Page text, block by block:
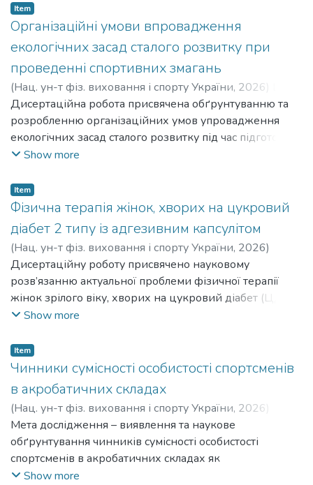
involvement of student youth in physical activity under
martial law.
Item
Організаційні умови впровадження
екологічних засад сталого розвитку при
проведенні спортивних змагань
(Нац. ун-т фіз. виховання і спорту України, 2026
Шенвень;Shy Shenven
Дисертаційна робота присвячена обґрунтуванню та
розробленню організаційних умов упровадження
екологічних засад сталого розвитку під час підготовки
та проведення спортивних змагань.The dissertation is
organizational conditions for the implementation of
environmental principles of sustainable development during
the preparation and holding of sports competitions.
Show more
Item
Фізична терапія жінок, хворих на цукровий
діабет 2 типу із адгезивним капсулітом
(Нац. ун-т фіз. виховання і спорту України, 2026)
Орленко Євген Ігорович;Orlenko Yevhen Ihorovych
Дисертаційну роботу присвячено науковому
розв’язанню актуальної проблеми фізичної терапії
жінок зрілого віку, хворих на цукровий діабет (ЦД) 2
типу з адгезивним капсулітом. The dissertation is
physical therapy of mature women with type 2 diabetes
mellitus (DM) and adhesive capsulitis.
Show more
Item
Чинники сумісності особистості спортсменів
в акробатичних складах
(Нац. ун-т фіз. виховання і спорту України, 2026
Максимов Станіслав Дмитрович;Maksymov Stanislav
Dmytrovych
Мета дослідження – виявлення та наукове
обґрунтування чинників сумісності особистості
спортсменів в акробатичних складах як
багатовимірного процесу організації спільної
Show more